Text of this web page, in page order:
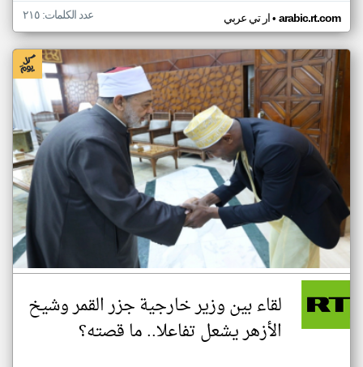
ار تي عربي• arabic.rt.com عدد الكلمات: ٢١٥
لقاء بين وزير خارجية جزر القمر وشيخ
الأزهر يشعل تفاعلا.. ما قصته؟